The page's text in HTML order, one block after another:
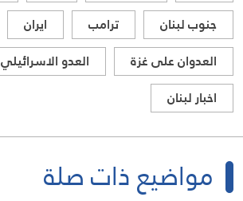
جنوب لبنان
ترامب
ايران
العدوان على غزة
العدو الاسرائيلي
اخبار لبنان
مواضيع ذات صلة